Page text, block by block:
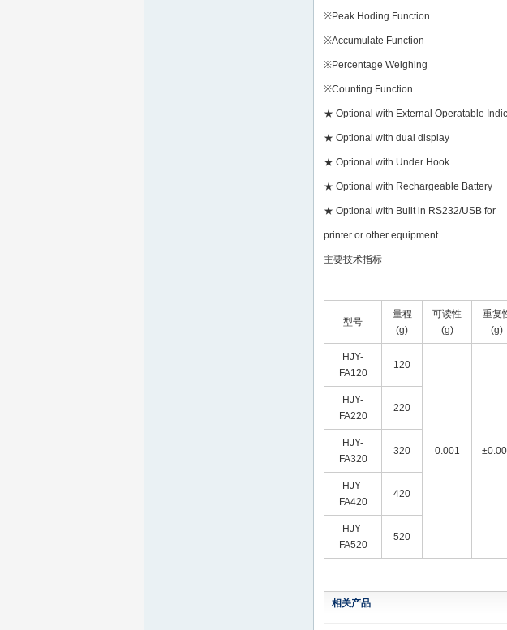
※Peak Hoding Function
※Accumulate Function
※Percentage Weighing
※Counting Function
★ Optional with External Operatable
★ Optional with dual display
★ Optional with Under Hook
★ Optional with Rechargeable Battery
★ Optional with Built in RS232/USB for
printer or other equipment
主要技术指标
型号
量程
(g)
可读性
(g)
重复
(g)
HJY-
FA120
120
0.001
HJY-
FA220
220
HJY-
FA320
320
HJY-
FA420
420
HJY-
FA520
520
相关产品